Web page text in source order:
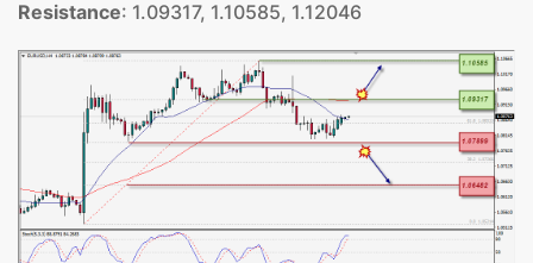
Resistance: 1.09317, 1.10585, 1.12046